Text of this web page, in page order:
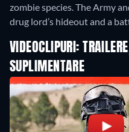
zombie species. The Army
drug lord’s hideout and a
VIDEOCLIPURI:
SUPLIMENTARE